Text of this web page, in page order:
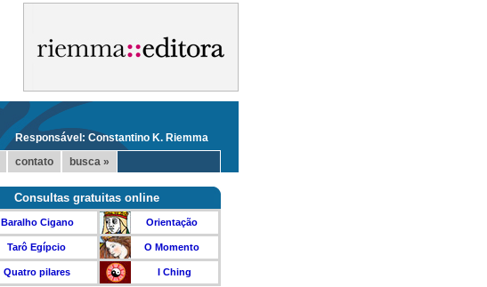
Responsável: Constantino K. Riemma
contato busca »
Consultas gratuitas online
Baralho Cigano
Tarô Egípcio
Quatro pilares
Orientação
O Momento
I Ching